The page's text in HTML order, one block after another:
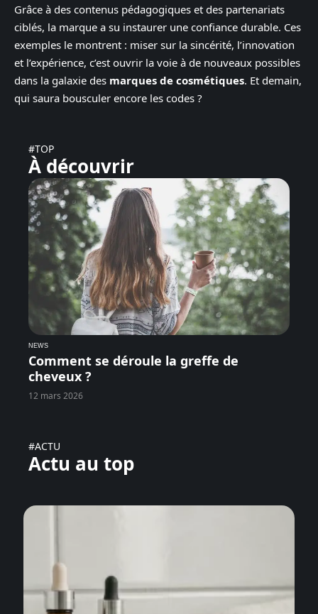
Grâce à des contenus pédagogiques et des partenariats
ciblés, la marque a su instaurer une confiance durable. Ces
exemples le montrent : miser sur la sincérité, l’innovation
et l’expérience, c’est ouvrir la voie à de nouveaux possibles
dans la galaxie des marques de cosmétiques. Et demain,
qui saura bousculer encore les codes ?
#TOP
À découvrir
NEWS
Comment se déroule la greffe de
cheveux ?
12 mars 2026
#ACTU
Actu au top